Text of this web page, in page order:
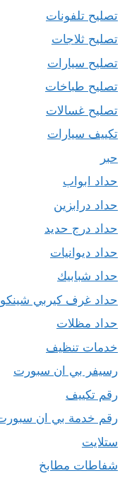
تصليح تلفونات
تصليح ثلاجات
تصليح سيارات
تصليح طباخات
تصليح غسالات
تكييف سيارات
حبر
حداد ابواب
حداد درابزين
حداد درج حديد
حداد ديوانيات
حداد شبابيك
حداد غرف كيربي شينكو
حداد مظلات
خدمات تنظيف
رسيفر بي ان سبورت
رقم تكييف
رقم خدمة بي ان
ستلايت
شفاطات مطابخ